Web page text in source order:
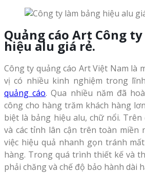
Quảng cáo Art Công
hiệu alu giá rẻ.
Công ty quảng cáo Art Việt Nam là
vị có nhiều kinh nghiệm trong
quảng cáo. Qua nhiều năm đã
công cho hàng trăm khách hàng
biệt là bảng hiệu alu, chữ nổi.
và các tỉnh lân cận trên toàn miền
việc hiệu quả nhanh gọn tránh
hàng. Trong quá trình thiết kế và
phải chăng và chế độ bảo hành dài